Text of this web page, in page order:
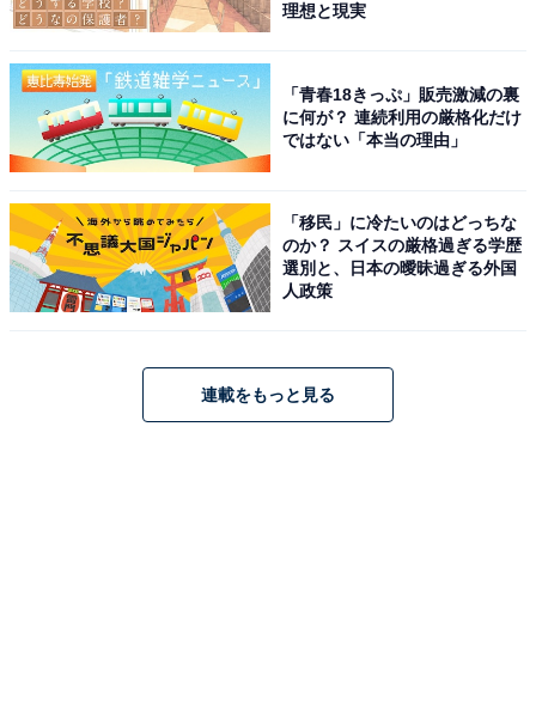
理想と現実
「青春18きっぷ」販売激減の裏
に何が？ 連続利用の厳格化だけ
ではない「本当の理由」
「移民」に冷たいのはどっちな
のか？ スイスの厳格過ぎる学歴
選別と、日本の曖昧過ぎる外国
人政策
連載をもっと見る